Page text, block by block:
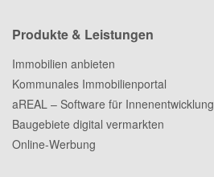
Produkte & Leistungen
Immobilien anbieten
Kommunales Immobilienportal
aREAL – Software für Innenentwicklung
Baugebiete digital vermarkten
Online-Werbung